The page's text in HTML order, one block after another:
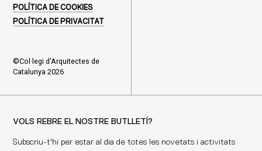
POLÍTICA DE COOKIES
POLÍTICA DE PRIVACITAT
©Col·legi d'Arquitectes de
Catalunya 2026
VOLS REBRE EL NOSTRE BUTLLETÍ?
Subscriu-t'hi per estar al dia de totes les novetats i activitats